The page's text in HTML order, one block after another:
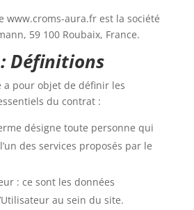
www.croms-aura.fr est la société
59 100 Roubaix, France.
: Définitions
a pour objet de définir les
du contrat :
désigne toute personne qui
des services proposés par le
: ce sont les données
au sein du site.